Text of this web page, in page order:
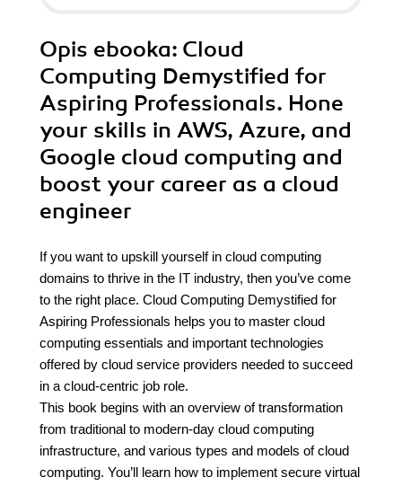
Opis ebooka: Cloud
Computing Demystified for
Aspiring Professionals. Hone
your skills in AWS, Azure, and
Google cloud computing and
boost your career as a cloud
engineer
If you want to upskill yourself in cloud computing
domains to thrive in the IT industry, then you’ve come
to the right place. Cloud Computing Demystified for
Aspiring Professionals helps you to master cloud
computing essentials and important technologies
offered by cloud service providers needed to succeed
in a cloud-centric job role.
This book begins with an overview of transformation
from traditional to modern-day cloud computing
infrastructure, and various types and models of cloud
computing. You’ll learn how to implement secure virtual